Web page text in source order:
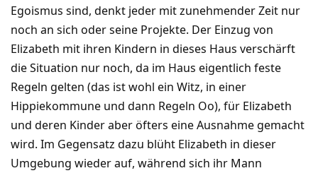
Egoismus sind, denkt jeder mit zunehmender Zeit nur
noch an sich oder seine Projekte. Der Einzug von
Elizabeth mit ihren Kindern in dieses Haus verschärft
die Situation nur noch, da im Haus eigentlich feste
Regeln gelten (das ist wohl ein Witz, in einer
Hippiekommune und dann Regeln Oo), für Elizabeth
und deren Kinder aber öfters eine Ausnahme gemacht
wird. Im Gegensatz dazu blüht Elizabeth in dieser
Umgebung wieder auf, während sich ihr Mann